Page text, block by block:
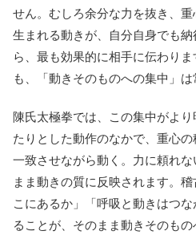
せん。むしろ余分な力を抜き、
生まれる動きが、自分自身でも
ら、最も効果的に相手に伝わり
も、「動きそのものへの集中」は
陳氏太極拳では、この集中がよ
たりとした動作のなかで、重心
一致させながら動く。力に頼れ
まま動きの質に反映されます。
こにあるか」「呼吸と動きはつ
ることが、そのまま動きそのも